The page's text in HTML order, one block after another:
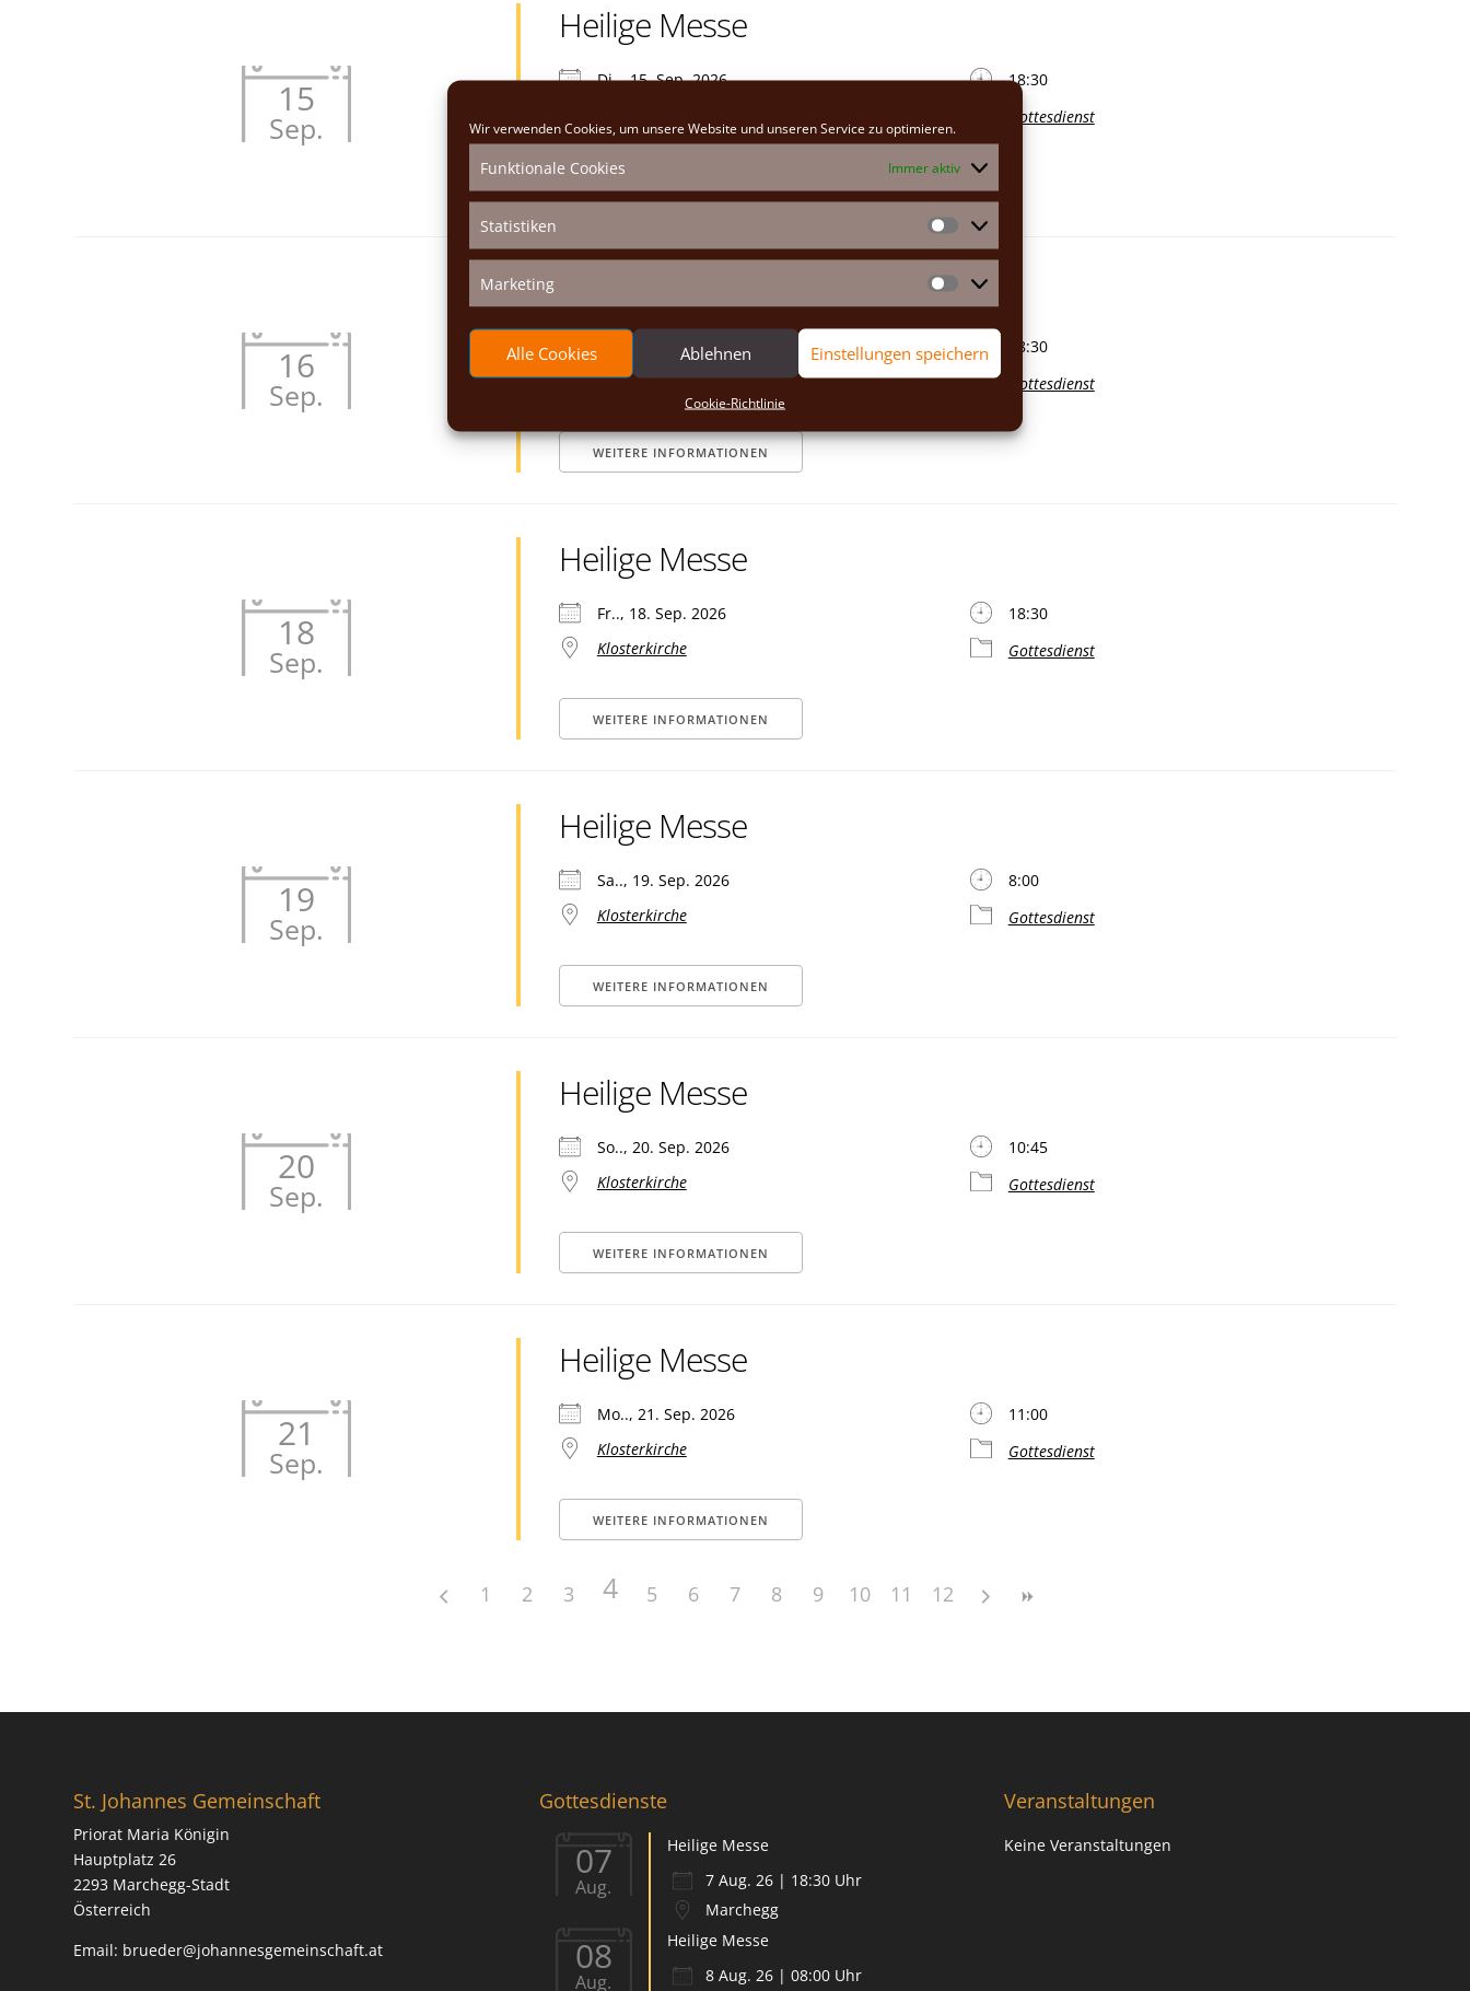
Wir verwenden Cookies, um unsere Website und unseren Service zu optimieren.
Funktionale Cookies Immer aktiv
Statistiken
Statistiken
Marketing
Marketing
Alle Cookies Ablehnen Einstellungen speichern
Cookie-Richtlinie
15
Sep.
Heilige Messe
Di.., 15. Sep. 2026
18:30
Gottesdienst
16
Sep.
Mi.., 16. Sep. 2026
18:30
Klosterkirche
Gottesdienst
WEITERE INFORMATIONEN
18
Sep.
Heilige Messe
Fr.., 18. Sep. 2026
18:30
Klosterkirche
Gottesdienst
WEITERE INFORMATIONEN
19
Sep.
Heilige Messe
Sa.., 19. Sep. 2026
8:00
Klosterkirche
Gottesdienst
WEITERE INFORMATIONEN
20
Sep.
Heilige Messe
So.., 20. Sep. 2026
10:45
Klosterkirche
Gottesdienst
WEITERE INFORMATIONEN
21
Sep.
Heilige Messe
Mo.., 21. Sep. 2026
11:00
Klosterkirche
Gottesdienst
WEITERE INFORMATIONEN
1 2 3 4 5 6 7 8 9 10 11 12
St. Johannes Gemeinschaft
Priorat Maria Königin
Hauptplatz 26
2293 Marchegg-Stadt
Österreich
Email: brueder@johannesgemeinschaft.at
Gottesdienste
07
Aug.
Heilige Messe
7 Aug. 26 | 18:30 Uhr
Marchegg
08
Aug.
Heilige Messe
8 Aug. 26 | 08:00 Uhr
Veranstaltungen
Keine Veranstaltungen